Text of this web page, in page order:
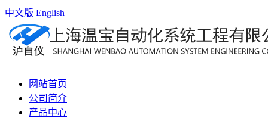
中文版 English
网站首页
公司简介
产品中心